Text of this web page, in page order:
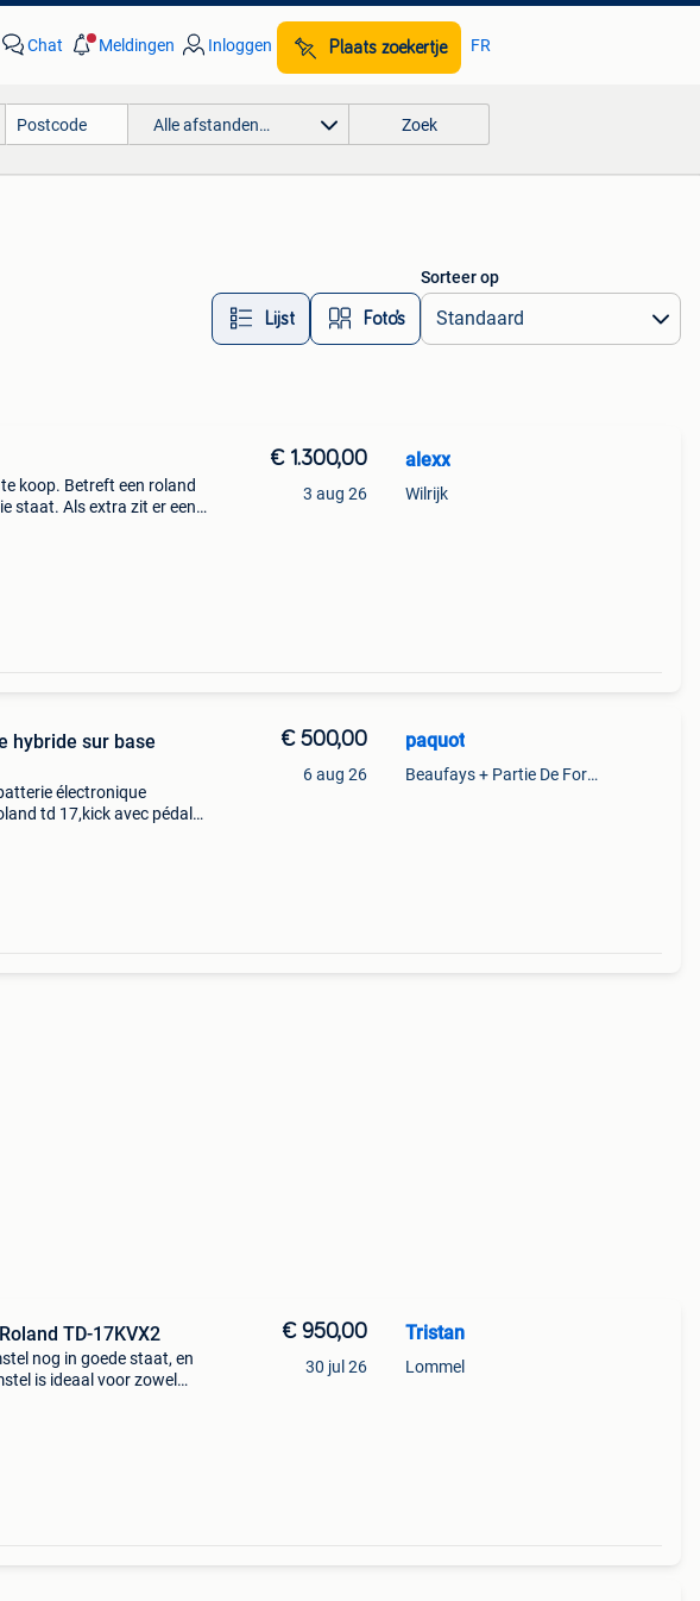
Chat Meldingen Inloggen Plaats zoekertje FR
Alle afstanden… Zoek
Lijst Foto’s
Sorteer op
koop. Betreft een roland
staat. Als extra zit er een
€ 1.300,00
3 aug 26
alexx
Wilrijk
hybride sur base
électronique
td 17,kick avec pédale,
€ 500,00
6 aug 26
paquot
Beaufays + Partie De Foret Et De Tilff
TD-17KVX2
nog in goede staat, en
is ideaal voor zowel
€ 950,00
30 jul 26
Tristan
Lommel